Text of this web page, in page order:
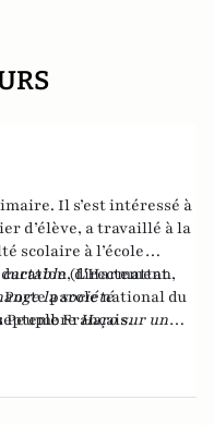
Il s’est intéressé à
d’élève, a travaillé à la
scolaire à l’école
directement
parole national du
Français.
cartable(L'Harmattan,
la société
Haro sur un